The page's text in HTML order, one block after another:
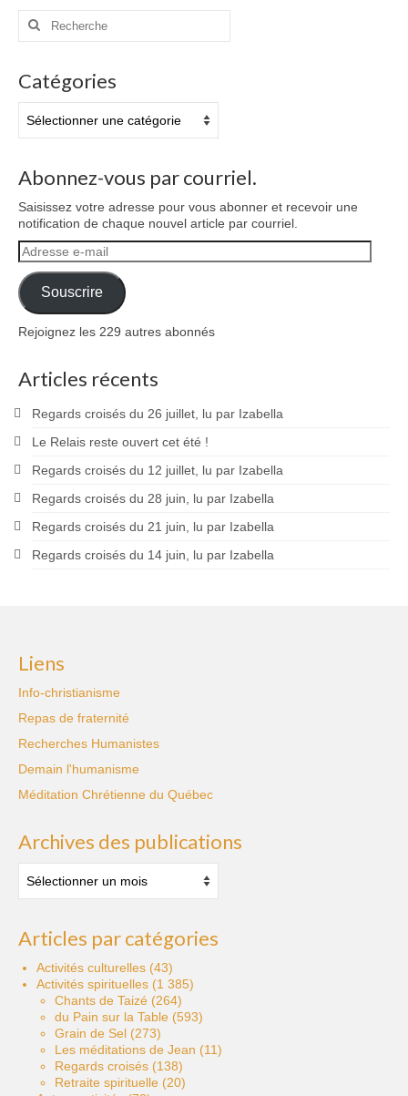
Rechercher
Catégories
Abonnez-vous par courriel.
Saisissez votre adresse pour vous abonner et recevoir une
notification de chaque nouvel article par courriel.
Adresse
e-
mail
Souscrire
Rejoignez les 229 autres abonnés
Articles récents
Regards croisés du 26 juillet, lu par Izabella
Le Relais reste ouvert cet été !
Regards croisés du 12 juillet, lu par Izabella
Regards croisés du 28 juin, lu par Izabella
Regards croisés du 21 juin, lu par Izabella
Regards croisés du 14 juin, lu par Izabella
Liens
Info-christianisme
Repas de fraternité
Recherches Humanistes
Demain l'humanisme
Méditation Chrétienne du Québec
Archives des publications
des
publications
Articles par catégories
Activités culturelles (43)
Activités spirituelles (1 385)
Chants de Taizé (264)
du Pain sur la Table (593)
Grain de Sel (273)
Les méditations de Jean (11)
Regards croisés (138)
Retraite spirituelle (20)